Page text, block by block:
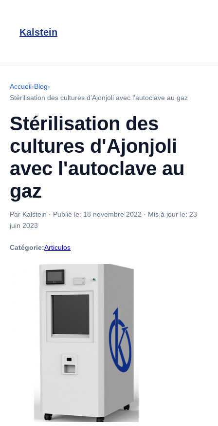
Kalstein
Accueil›Blog›
Stérilisation des cultures d'Ajonjoli avec l'autoclave au gaz
Stérilisation des
cultures d'Ajonjoli
avec l'autoclave au
gaz
Par Kalstein · Publié le: 18 novembre 2022 · Mis à jour le: 23
juin 2023
Catégorie:Articulos